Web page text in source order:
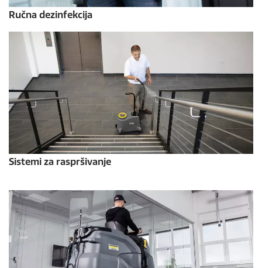
Ručna dezinfekcija
Sistemi za raspršivanje